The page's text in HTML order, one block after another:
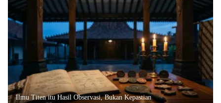
Ilmu Titen itu Hasil Observasi, Bukan Kepastian